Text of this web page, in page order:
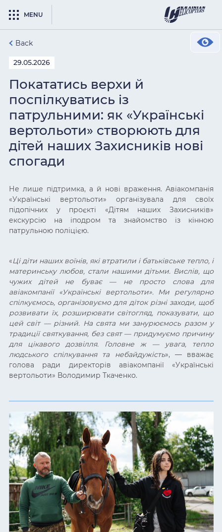
MENU
Back
29.05.2026
Покататись верхи й
поспілкуватись із
патрульними: як «Українські
вертольоти» створюють для
дітей наших Захисників нові
спогади
Не лише підтримка, а й нові враження. Авіакомпанія
«Українські вертольоти» організувала для своїх
підопічних у проєкті «Дітям наших Захисників»
екскурсію на іподром та знайомство із кінною
патрульною поліцією.
«Ці діти наших воїнів, які втратили і батьківське тепло, і
материнську любов, стали нашими дітьми. Вислів, що
чужих дітей не буває — не просто слова для
авіакомпанії «Українські вертольоти». Ми регулярно
спілкуємось, організовуємо для діток різні заходи, щоб
розвивати їх, розширювати світогляд, показувати, що
цей світ — різний. На свята ми занурюємось разом у
традиції святкування, без свят — придумуємо причину
для цікавого дозвілля. Головне ж — увага, тепло
людського спілкування та небайдужість», — вважає
голова ради директорів авіакомпанії «Українські
вертольоти» Володимир Ткаченко.